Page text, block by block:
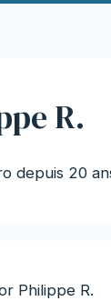
R.
depuis 20
Philippe R.